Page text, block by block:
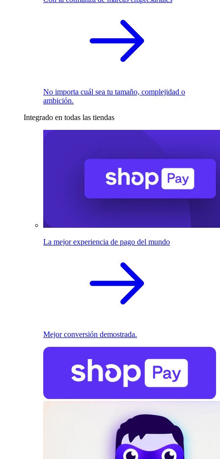
No importa cuál sea tu tamaño, complejidad o
ambición.
Integrado en todas las tiendas
La mejor experiencia de pago del mundo
Mejor conversión demostrada.